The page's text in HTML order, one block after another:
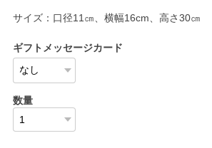
サイズ：口径11㎝、横幅16cm、高さ30㎝
ギフトメッセージカード
数量